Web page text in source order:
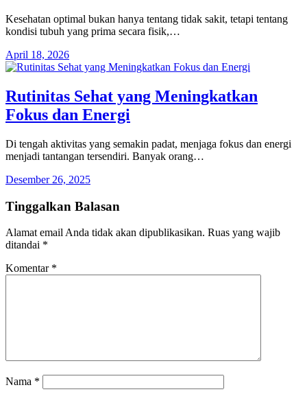
Kesehatan optimal bukan hanya tentang tidak sakit, tetapi tentang
kondisi tubuh yang prima secara fisik,…
April 18, 2026
Rutinitas Sehat yang Meningkatkan
Fokus dan Energi
Di tengah aktivitas yang semakin padat, menjaga fokus dan energi
menjadi tantangan tersendiri. Banyak orang…
Desember 26, 2025
Tinggalkan Balasan
Alamat email Anda tidak akan dipublikasikan. Ruas yang wajib
ditandai *
Komentar *
Nama *